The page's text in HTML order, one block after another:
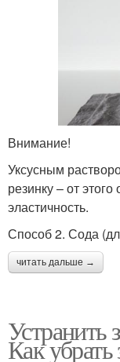
Внимание!
Уксусным
резинку – от
эластичность.
Способ 2. Сода
читать дальше →
Устранить
Как